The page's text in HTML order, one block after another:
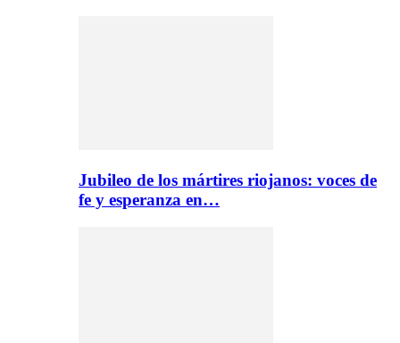
Jubileo de los mártires riojanos: voces de
fe y esperanza en…